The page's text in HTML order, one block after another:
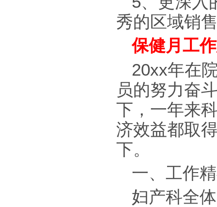
秀的区域销
保健月工
20xx年在
员的努力奋
下，一年来
济效益都取
下。
一、工作
妇产科全